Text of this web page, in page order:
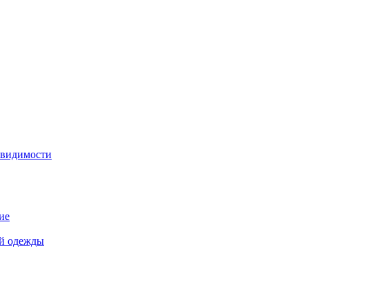
одежды